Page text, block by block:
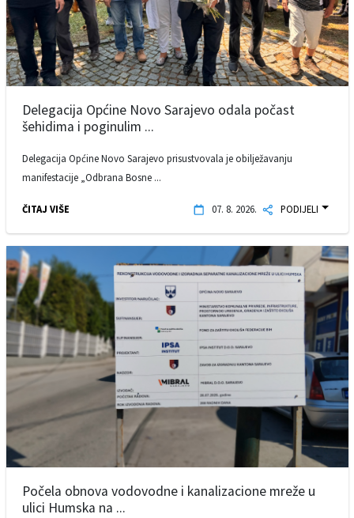
Delegacija Općine Novo Sarajevo odala počast
šehidima i poginulim ...
Delegacija Općine Novo Sarajevo prisustvovala je obilježavanju
manifestacije „Odbrana Bosne ...
ČITAJ VIŠE 07. 8. 2026. PODIJELI
Počela obnova vodovodne i kanalizacione mreže u
ulici Humska na ...